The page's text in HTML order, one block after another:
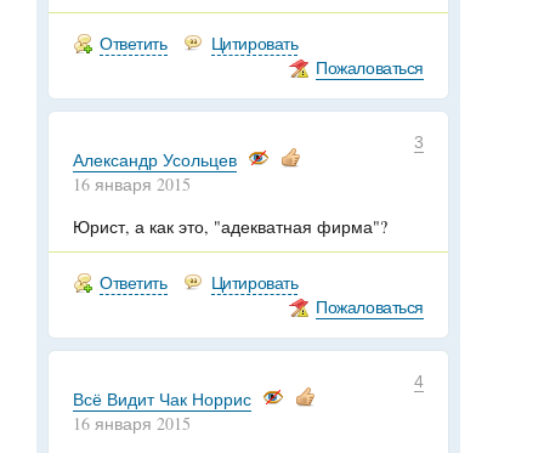
Ответить
Цитировать
Пожаловаться
3
Александр Усольцев
16 января 2015
Юрист, а как это, "адекватная фирма"?
Ответить
Цитировать
Пожаловаться
4
Всё Видит Чак Норрис
16 января 2015